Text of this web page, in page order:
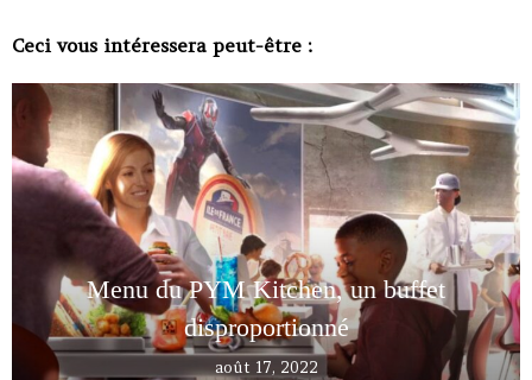
Ceci vous intéressera peut-être :
Menu du PYM Kitchen, un buffet
disproportionné
août 17, 2022